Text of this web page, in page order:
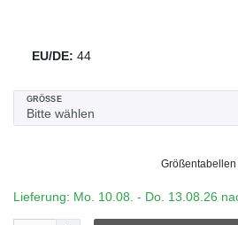
EU/DE: 44
GRÖSSE
Größentabellen
Lieferung: Mo. 10.08. - Do. 13.08.26